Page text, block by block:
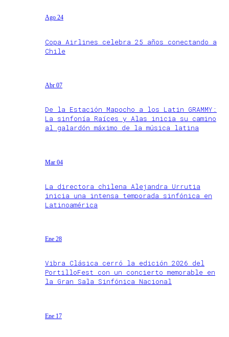
Ago 24
Copa Airlines celebra 25 años conectando a
Chile
Abr 07
De la Estación Mapocho a los Latin GRAMMY:
La sinfonía Raíces y Alas inicia su camino
al galardón máximo de la música latina
Mar 04
La directora chilena Alejandra Urrutia
inicia una intensa temporada sinfónica en
Latinoamérica
Ene 28
Vibra Clásica cerró la edición 2026 del
PortilloFest con un concierto memorable en
la Gran Sala Sinfónica Nacional
Ene 17